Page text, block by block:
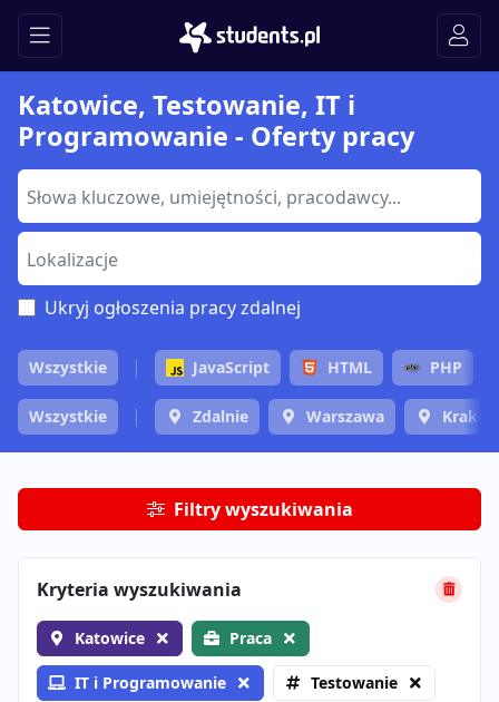
Katowice, Testowanie, IT i
Programowanie - Oferty pracy
Ukryj ogłoszenia pracy zdalnej
Wszystkie JavaScript HTML PHP
Wszystkie Zdalnie Warszawa
Filtry wyszukiwania
Kryteria wyszukiwania
Katowice Praca
IT i Programowanie Testowanie